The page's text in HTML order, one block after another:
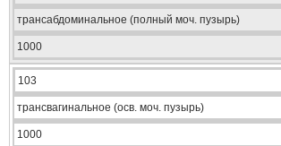
трансабдоминальное (полный моч. пузырь)
1000
103
трансвагинальное (осв. моч. пузырь)
1000